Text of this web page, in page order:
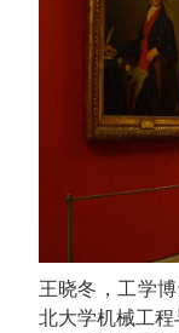
王晓冬，工学
北大学机械工